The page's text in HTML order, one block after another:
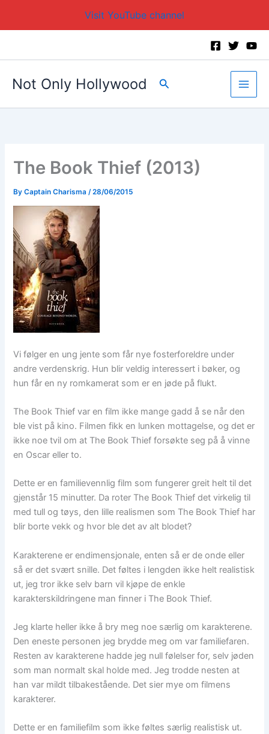
Visit YouTube channel
Not Only Hollywood Search
The Book Thief (2013)
ByCaptain Charisma /28/06/2015
Vi følger en ung jente som får nye fosterforeldre under
andre verdenskrig. Hun blir veldig interessert i bøker, og
hun får en ny romkamerat som er en jøde på flukt.
The Book Thief var en film ikke mange gadd å se når den
ble vist på kino. Filmen fikk en lunken mottagelse, og det er
ikke noe tvil om at The Book Thief forsøkte seg på å vinne
en Oscar eller to.
Dette er en familievennlig film som fungerer greit helt til det
gjenstår 15 minutter. Da roter The Book Thief det virkelig til
med tull og tøys, den lille realismen som The Book Thief har
blir borte vekk og hvor ble det av alt blodet?
Karakterene er endimensjonale, enten så er de onde eller
så er det svært snille. Det føltes i lengden ikke helt realistisk
ut, jeg tror ikke selv barn vil kjøpe de enkle
karakterskildringene man finner i The Book Thief.
Jeg klarte heller ikke å bry meg noe særlig om karakterene.
Den eneste personen jeg brydde meg om var familiefaren.
Resten av karakterene hadde jeg null følelser for, selv jøden
som man normalt skal holde med. Jeg trodde nesten at
han var mildt tilbakestående. Det sier mye om filmens
karakterer.
Dette er en familiefilm som ikke føltes særlig realistisk ut.